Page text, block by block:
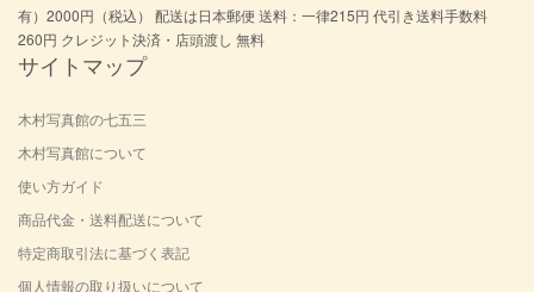
有）2000円（税込） 配送は日本郵便 送料：一律215円 代引き送料手数料
260円 クレジット決済・店頭渡し 無料
サイトマップ
木村写真館の七五三
木村写真館について
使い方ガイド
商品代金・送料配送について
特定商取引法に基づく表記
個人情報の取り扱いについて